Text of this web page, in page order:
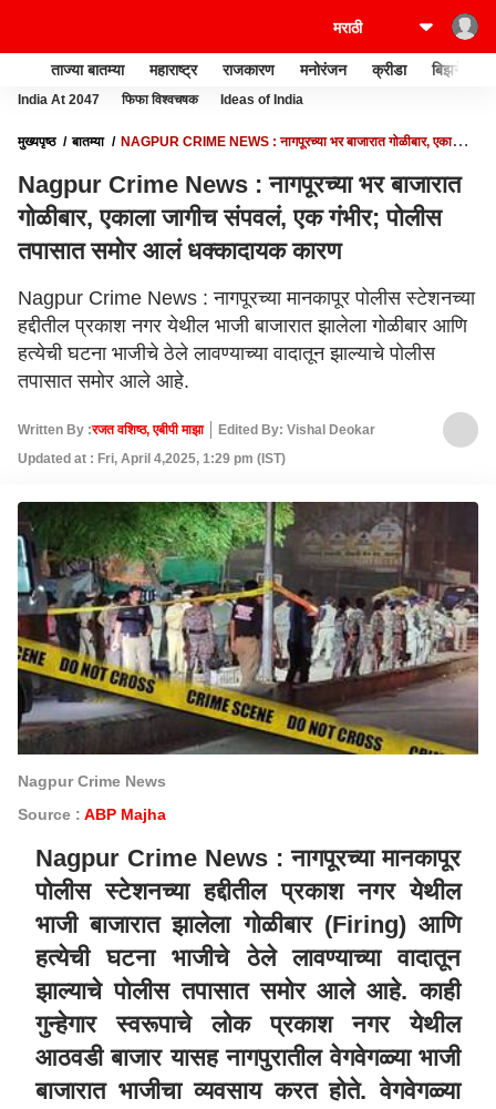
ताज्या बातम्या महाराष्ट्र राजकारण मनोरंजन क्रीडा बिझनेस
India At 2047 फिफा विश्वचषक Ideas of India
मुख्यपृष्ठ बातम्या
NAGPUR CRIME NEWS : नागपूरच्या भर बाजारात गोळीबार, एकाला
Nagpur Crime News : नागपूरच्या भर बाजारात
गोळीबार, एकाला जागीच संपवलं, एक गंभीर; पोलीस
तपासात समोर आलं धक्कादायक कारण
Nagpur Crime News : नागपूरच्या मानकापूर पोलीस स्टेशनच्या
हद्दीतील प्रकाश नगर येथील भाजी बाजारात झालेला गोळीबार आणि
हत्येची घटना भाजीचे ठेले लावण्याच्या वादातून झाल्याचे पोलीस
तपासात समोर आले आहे.
Written By :रजत वशिष्ठ, एबीपी माझा
Edited By: Vishal Deokar
Updated at : Fri, April 4,2025, 1:29 pm (IST)
Nagpur Crime News
Source : ABP Majha
Nagpur Crime News :नागपूरच्या मानकापूर
पोलीस स्टेशनच्या हद्दीतील प्रकाश नगर येथील
भाजी बाजारात झालेला गोळीबार (Firing) आणि
हत्येची घटना भाजीचे ठेले लावण्याच्या वादातून
झाल्याचे पोलीस तपासात समोर आले आहे. काही
गुन्हेगार स्वरूपाचे लोक प्रकाश नगर येथील
आठवडी बाजार यासह नागपुरातील वेगवेगळ्या भाजी
बाजारात भाजीचा व्यवसाय करत होते. वेगवेगळ्या